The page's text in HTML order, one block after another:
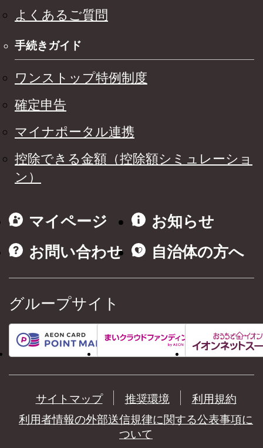
よくあるご質問
手続きガイド
ワンストップ特例制度
確定申告
マイナポータル連携
控除できる金額（控除額シミュレーショ
ン）
マイページ
お知らせ
お問い合わせ
自治体の方へ
グループサイト
サイトマップ 推奨環境
利用規約
利用者情報の外部送信規律に関する公表事項に
ついて